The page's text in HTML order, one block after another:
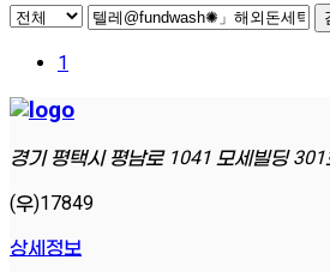
1
경기 평택시 평남로 1041 모세빌딩 301
(우)17849
상세정보